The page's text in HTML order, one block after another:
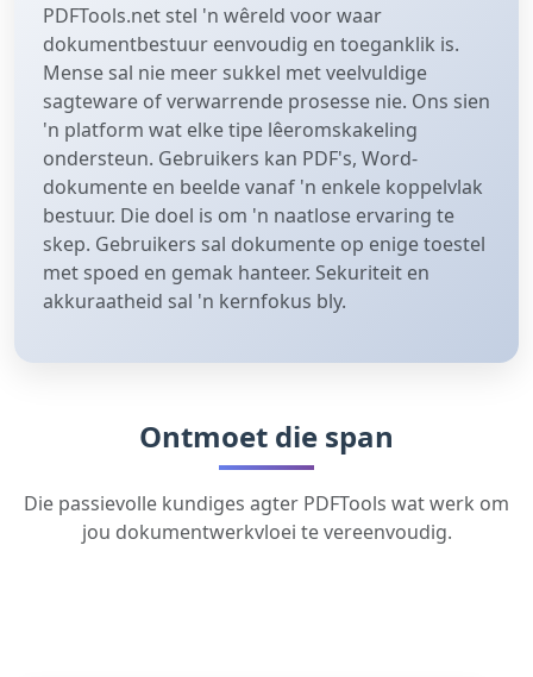
PDFTools.net stel 'n wêreld voor waar
dokumentbestuur eenvoudig en toeganklik is.
Mense sal nie meer sukkel met veelvuldige
sagteware of verwarrende prosesse nie. Ons sien
'n platform wat elke tipe lêeromskakeling
ondersteun. Gebruikers kan PDF's, Word-
dokumente en beelde vanaf 'n enkele koppelvlak
bestuur. Die doel is om 'n naatlose ervaring te
skep. Gebruikers sal dokumente op enige toestel
met spoed en gemak hanteer. Sekuriteit en
akkuraatheid sal 'n kernfokus bly.
Ontmoet die span
Die passievolle kundiges agter PDFTools wat werk om
jou dokumentwerkvloei te vereenvoudig.